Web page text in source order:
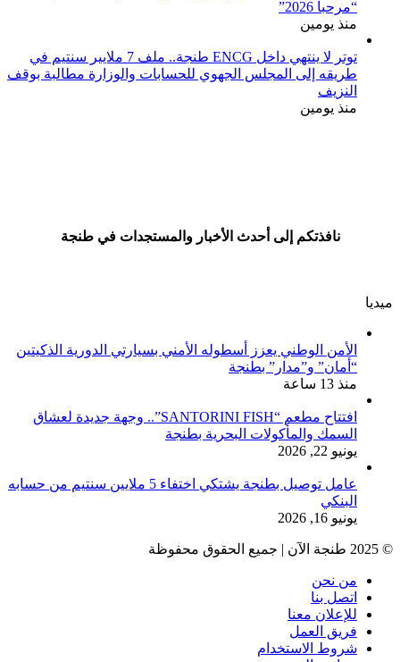
“مرحبا 2026”
منذ يومين
توتر لا ينتهي داخل ENCG طنجة.. ملف 7 ملايير سنتيم في
طريقه إلى المجلس الجهوي للحسابات والوزارة مطالبة بوقف
النزيف
منذ يومين
نافذتكم إلى أحدث الأخبار والمستجدات في طنجة
ميديا
الأمن الوطني يعزز أسطوله الأمني بسيارتي الدورية الذكيتين
“أمان” و”مدار” بطنجة
منذ 13 ساعة
افتتاح مطعم “SANTORINI FISH”.. وجهة جديدة لعشاق
السمك والمأكولات البحرية بطنجة
يونيو 22, 2026
عامل توصيل بطنجة يشتكي اختفاء 5 ملايين سنتيم من حسابه
البنكي
يونيو 16, 2026
© 2025 طنجة الآن | جميع الحقوق محفوظة
من نحن
اتصل بنا
للإعلان معنا
فريق العمل
شروط الاستخدام